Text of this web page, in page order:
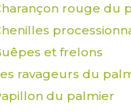
rouge du
et frelons
ravageurs du
du palmier